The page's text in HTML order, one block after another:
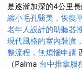
是逐漸加深的4公里
縮小毛孔醫美，恢復
老年人設計的助聽器
現代風格的室內裝潢
整流程，無煩惱申請
（Palma 台中推拿服